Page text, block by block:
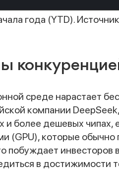
года (YTD).
среде нарастает
компании
более дешевых чипах,
(GPU), которые обычно
побуждает инвесторов
в достижимости
Наши